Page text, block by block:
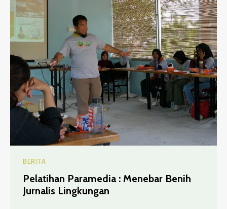
BERITA
Pelatihan Paramedia : Menebar Benih
Jurnalis Lingkungan